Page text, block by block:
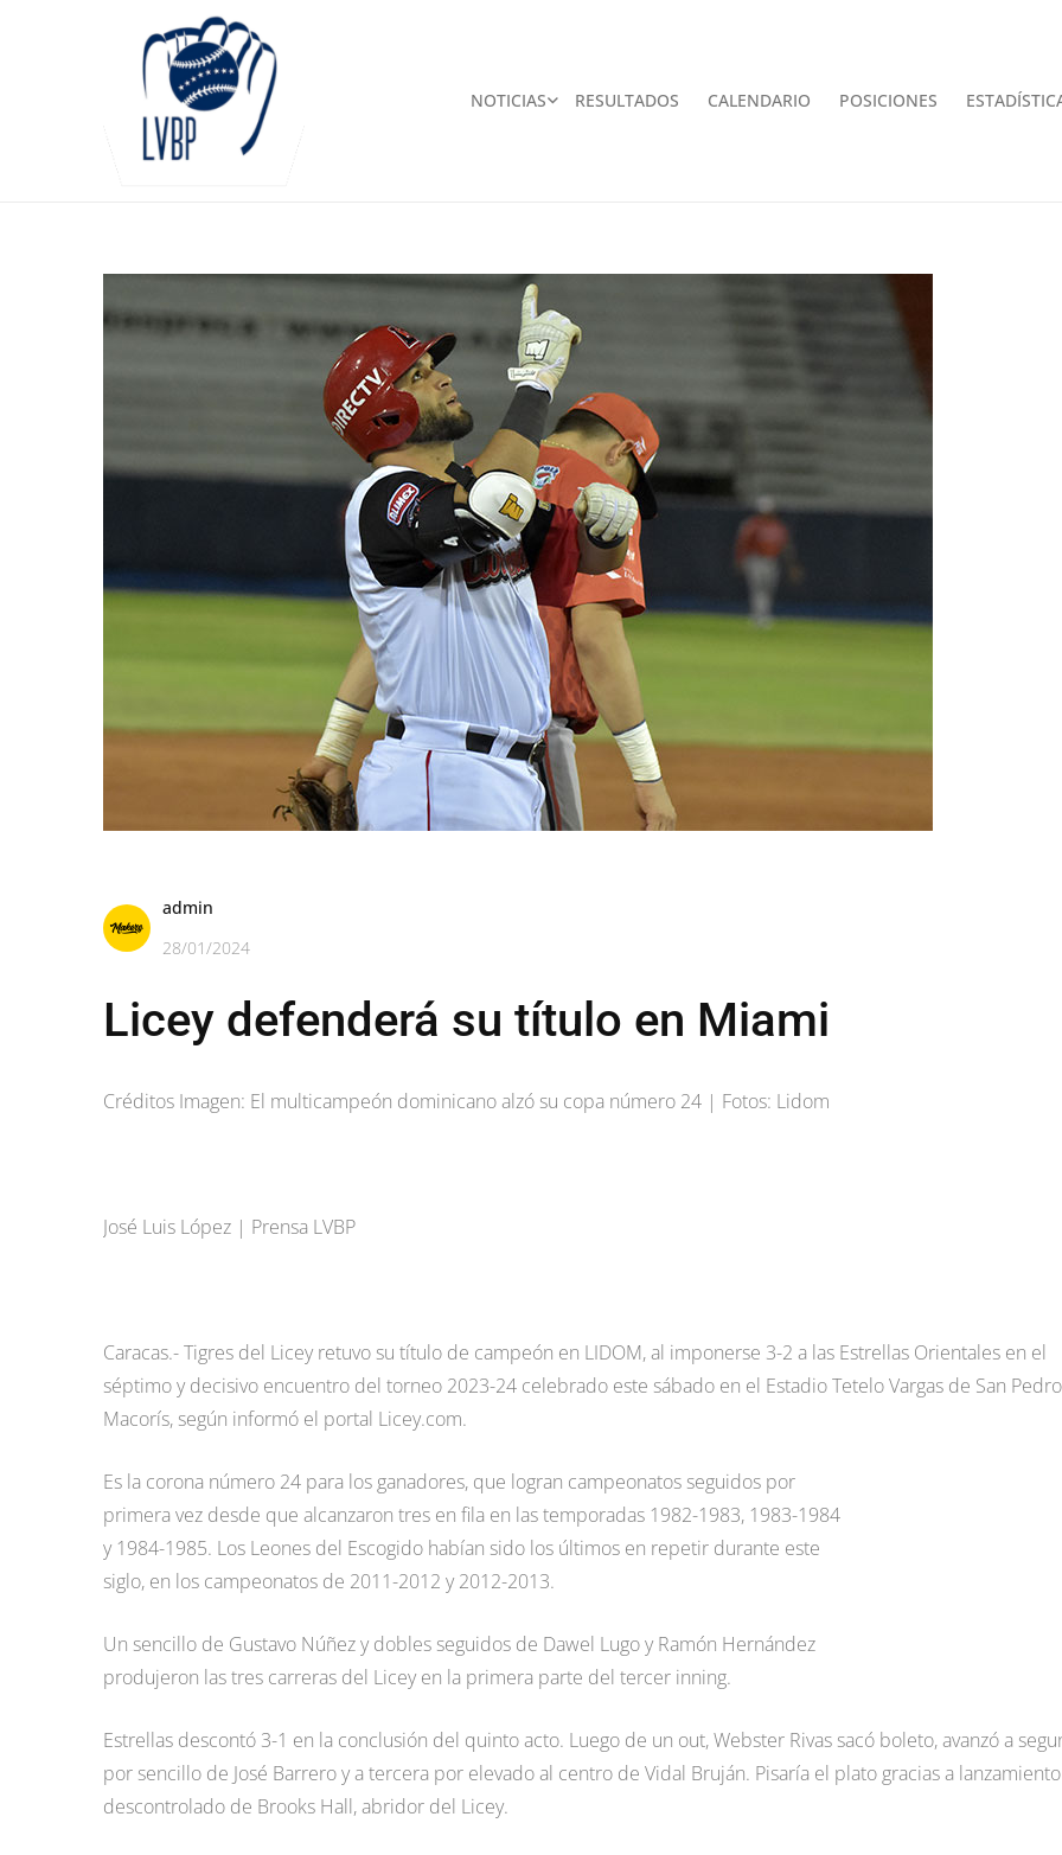
NOTICIAS RESULTADOS CALENDARIO POSICIONES
admin
28/01/2024
Licey defenderá su título en Miami
Créditos Imagen: El multicampeón dominicano alzó su copa número 24 | Fotos: Lidom
José Luis López | Prensa LVBP
Caracas.- Tigres del Licey retuvo su título de campeón en LIDOM, al imponerse 3-2 a las Estrellas Orientales en el
séptimo y decisivo encuentro del torneo 2023-24 celebrado este sábado en el Estadio Tetelo Vargas de San
Macorís, según informó el portal Licey.com.
Es la corona número 24 para los ganadores, que logran campeonatos seguidos por
primera vez desde que alcanzaron tres en fila en las temporadas 1982-1983, 1983-1984
y 1984-1985. Los Leones del Escogido habían sido los últimos en repetir durante este
siglo, en los campeonatos de 2011-2012 y 2012-2013.
Un sencillo de Gustavo Núñez y dobles seguidos de Dawel Lugo y Ramón Hernández
produjeron las tres carreras del Licey en la primera parte del tercer inning.
Estrellas descontó 3-1 en la conclusión del quinto acto. Luego de un out, Webster Rivas sacó boleto, avanzó a
por sencillo de José Barrero y a tercera por elevado al centro de Vidal Bruján. Pisaría el plato gracias a lanzamiento
descontrolado de Brooks Hall, abridor del Licey.